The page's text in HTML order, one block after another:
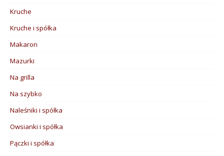
Kruche
Kruche i spółka
Makaron
Mazurki
Na grilla
Na szybko
Naleśniki i spółka
Owsianki i spółka
Pączki i spółka